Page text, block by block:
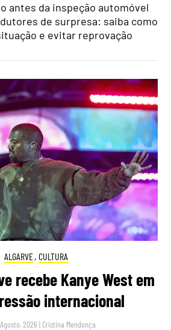
antes da inspeção automóvel
de surpresa: saiba como
e evitar reprovação
ALGARVE, CULTURA
recebe Kanye West em
internacional
2026 | Cristina Mendonça